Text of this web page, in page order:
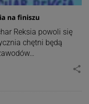
na finiszu
Reksia powoli się
chętni będą
share